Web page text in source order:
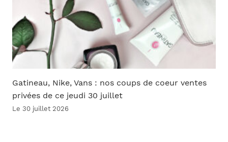
Gatineau, Nike, Vans : nos coups de coeur ventes
privées de ce jeudi 30 juillet
Le 30 juillet 2026